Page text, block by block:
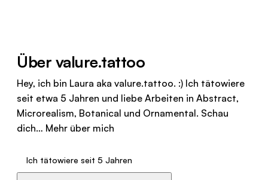
Über valure.tattoo
Hey, ich bin Laura aka valure.tattoo. :) Ich tätowiere
seit etwa 5 Jahren und liebe Arbeiten in Abstract,
Microrealism, Botanical und Ornamental. Schau
dich… Mehr über mich
Ich tätowiere seit 5 Jahren